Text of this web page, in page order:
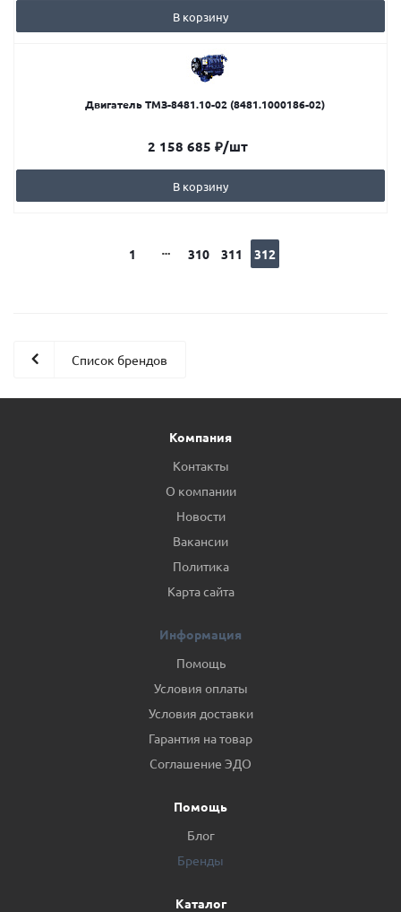
В корзину
Двигатель ТМЗ-8481.10-02 (8481.1000186-02)
2 158 685 ₽/шт
В корзину
1 310 311 312
Список брендов
Компания
Контакты
О компании
Новости
Вакансии
Политика
Карта сайта
Информация
Помощь
Условия оплаты
Условия доставки
Гарантия на товар
Соглашение ЭДО
Помощь
Блог
Бренды
Каталог